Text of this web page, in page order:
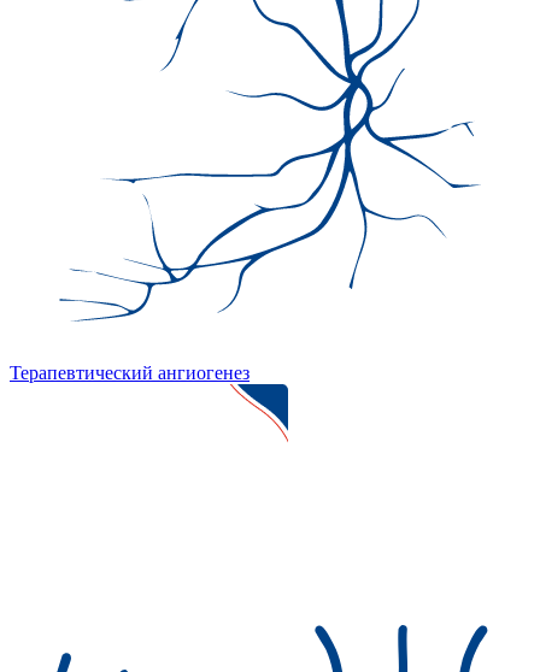
Терапевтический ангиогенез